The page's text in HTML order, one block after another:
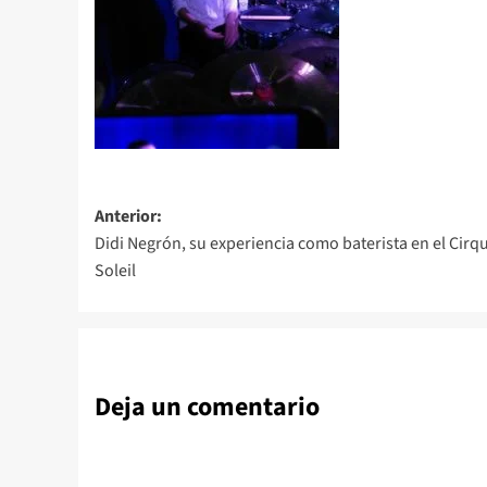
Navegación
de
entradas
Anterior:
Didi Negrón, su experiencia como baterista en el
Soleil
Deja un comentario